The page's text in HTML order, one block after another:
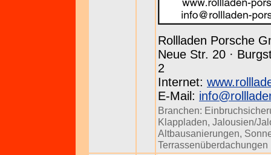
Rollladen Porsche
Neue Str. 20 ·
2
Internet:
E-Mail:
Branchen:
Klappladen, Jalousien/
Altbausanierungen,
Terrassenüberdachungen